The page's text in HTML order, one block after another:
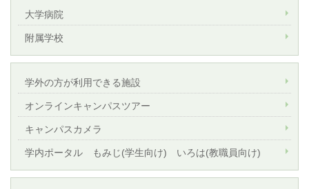
大学病院
附属学校
学外の方が利用できる施設
オンラインキャンパスツアー
キャンパスカメラ
学内ポータル もみじ(学生向け) いろは(教職員向け)